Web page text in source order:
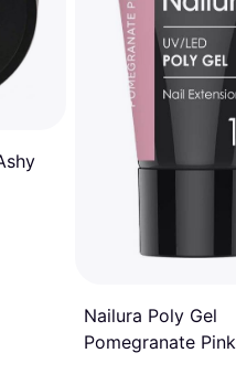
Nailura Poly Gel
Pomegranate Pink